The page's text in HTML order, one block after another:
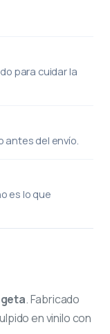
para cuidar la
antes del envío.
es lo que
. Fabricado
en vinilo con